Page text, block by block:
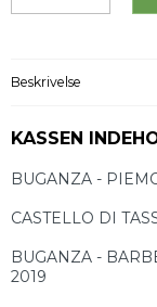
Beskrivelse
KASSEN
BUGANZA -
CASTELLO DI
BUGANZA -
2019